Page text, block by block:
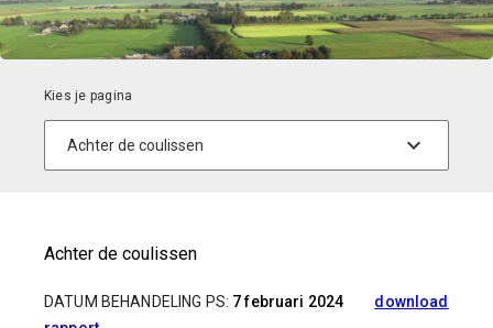
Achter de coulissen
DATUM BEHANDELING PS: 7 februari 2024 download